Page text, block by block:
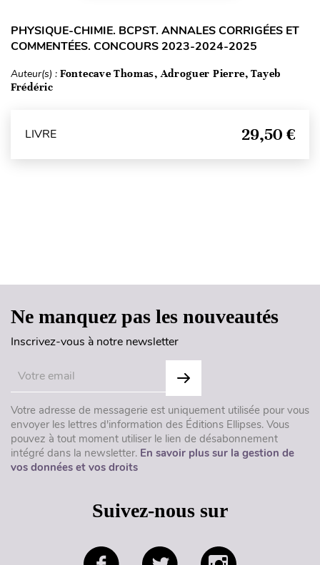
PHYSIQUE-CHIMIE. BCPST. ANNALES CORRIGÉES ET
COMMENTÉES. CONCOURS 2023-2024-2025
Auteur(s) : Fontecave Thomas, Adroguer Pierre, Tayeb
Frédéric
LIVRE 29,50 €
Ne manquez pas les nouveautés
Inscrivez-vous à notre newsletter
Votre adresse de messagerie est uniquement utilisée pour vous
envoyer les lettres d'information des Éditions Ellipses. Vous
pouvez à tout moment utiliser le lien de désabonnement
intégré dans la newsletter. En savoir plus sur la gestion de
vos données et vos droits
Suivez-nous sur